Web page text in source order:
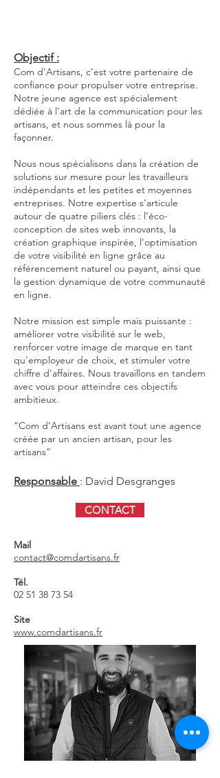
Objectif :
Com d’Artisans, c’est votre partenaire de
confiance pour propulser votre entreprise.
Notre jeune agence est spécialement
dédiée à l'art de la communication pour les
artisans, et nous sommes là pour la
façonner.
Nous nous spécialisons dans la création de
solutions sur mesure pour les travailleurs
indépendants et les petites et moyennes
entreprises. Notre expertise s'articule
autour de quatre piliers clés : l’éco-
conception de sites web innovants, la
création graphique inspirée, l'optimisation
de votre visibilité en ligne grâce au
référencement naturel ou payant, ainsi que
la gestion dynamique de votre communauté
en ligne.
Notre mission est simple mais puissante :
améliorer votre visibilité sur le web,
renforcer votre image de marque en tant
qu'employeur de choix, et stimuler votre
chiffre d'affaires. Nous travaillons en tandem
avec vous pour atteindre ces objectifs
ambitieux.
“Com d’Artisans est avant tout une agence
créée par un ancien artisan, pour les
artisans”
Responsable : David Desgranges
CONTACT
Mail
contact@comdartisans.fr
Tél.
02 51 38 73 54
Site
www.comdartisans.fr